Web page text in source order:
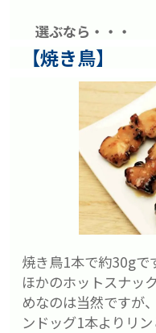
選ぶなら・・・
【焼き鳥】
焼き鳥1本で約30gで
ほかのホットスナッ
めなのは当然ですが
ンドッグ1本よりリン